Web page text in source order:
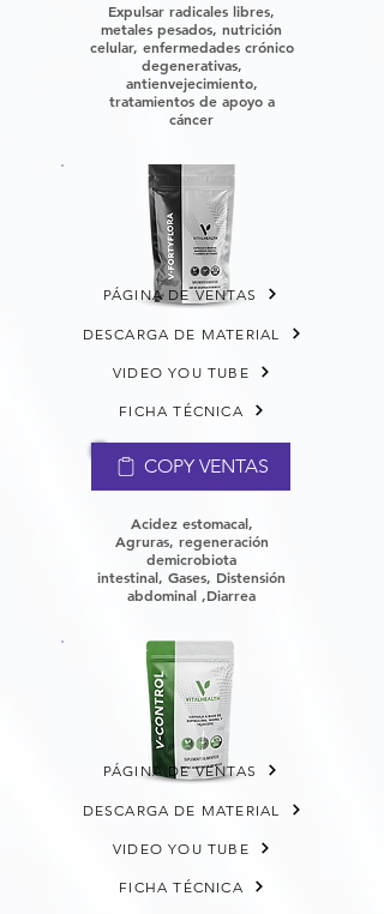
Expulsar radicales libres,
metales pesados, nutrición
celular, enfermedades crónico
degenerativas,
antienvejecimiento,
tratamientos de apoyo a
cáncer
PÁGINA DE VENTAS
DESCARGA DE MATERIAL
VIDEO YOU TUBE
FICHA TÉCNICA
COPY VENTAS
Acidez estomacal,
Agruras, regeneración
demicrobiota
intestinal, Gases, Distensión
abdominal ,Diarrea
PÁGINA DE VENTAS
DESCARGA DE MATERIAL
VIDEO YOU TUBE
FICHA TÉCNICA